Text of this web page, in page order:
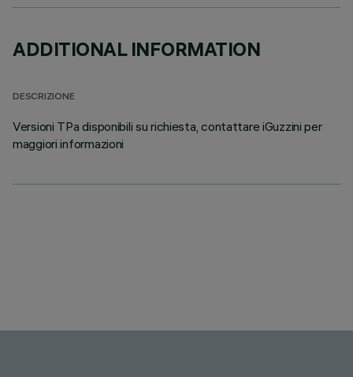
ADDITIONAL INFORMATION
DESCRIZIONE
Versioni TPa disponibili su richiesta, contattare iGuzzini per
maggiori informazioni